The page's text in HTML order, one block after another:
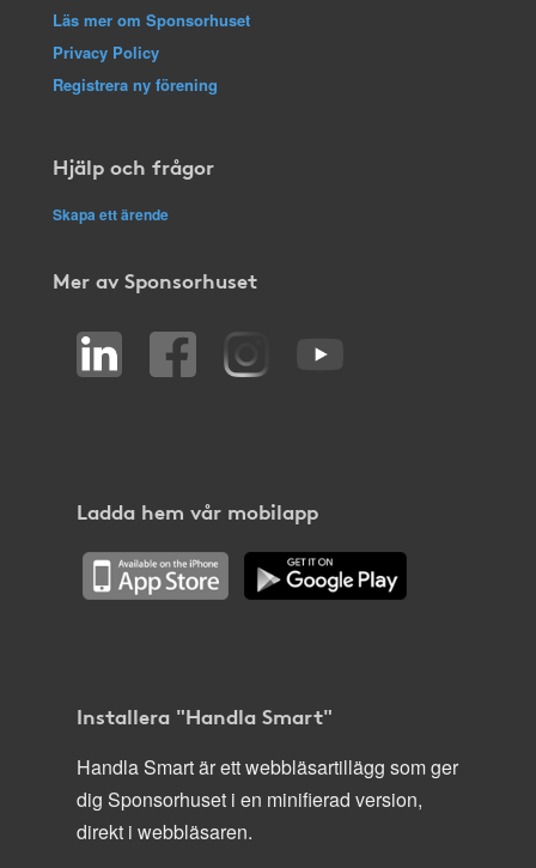
Läs mer om Sponsorhuset
Privacy Policy
Registrera ny förening
Hjälp och frågor
Skapa ett ärende
Mer av Sponsorhuset
Ladda hem vår mobilapp
Installera "Handla Smart"
Handla Smart är ett webbläsartillägg som ger
dig Sponsorhuset i en minifierad version,
direkt i webbläsaren.